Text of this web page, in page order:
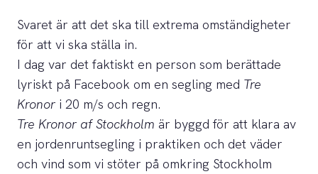
Svaret är att det ska till extrema omständigheter
för att vi ska ställa in.
I dag var det faktiskt en person som berättade
lyriskt på Facebook om en segling med Tre
Kronor i 20 m/s och regn.
Tre Kronor af Stockholm är byggd för att klara av
en jordenruntsegling i praktiken och det väder
och vind som vi stöter på omkring Stockholm